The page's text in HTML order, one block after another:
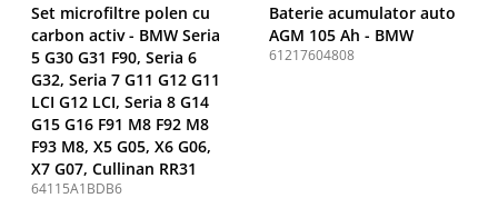
Set microfiltre polen cu
carbon activ - BMW Seria
5 G30 G31 F90, Seria 6
G32, Seria 7 G11 G12 G11
LCI G12 LCI, Seria 8 G14
G15 G16 F91 M8 F92 M8
F93 M8, X5 G05, X6 G06,
X7 G07, Cullinan RR31
64115A1BDB6
Baterie acumulator auto
AGM 105 Ah - BMW
61217604808